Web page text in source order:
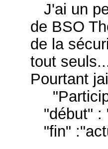
J'ai un
de BSO
de la
tout
Pourtant
"début" :
"fin"